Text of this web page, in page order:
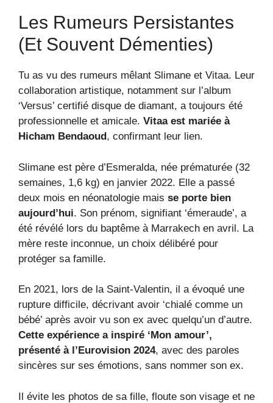
Les Rumeurs Persistantes
(et Souvent Démenties)
Tu as vu des rumeurs mêlant Slimane et Vitaa. Leur
collaboration artistique, notamment sur l’album
‘Versus’ certifié disque de diamant, a toujours été
professionnelle et amicale. Vitaa est mariée à
Hicham Bendaoud , confirmant leur lien.
Slimane est père d’Esmeralda, née prématurée (32
semaines, 1,6 kg) en janvier 2022. Elle a passé
deux mois en néonatologie mais se porte bien
aujourd’hui. Son prénom, signifiant ‘émeraude’, a
été révélé lors du baptême à Marrakech en avril. La
mère reste inconnue, un choix délibéré pour
protéger sa famille.
En 2021, lors de la Saint-Valentin, il a évoqué une
rupture difficile, décrivant avoir ‘chialé comme un
bébé’ après avoir vu son ex avec quelqu’un d’autre.
Cette expérience a inspiré ‘Mon amour’,
présenté à l’Eurovision 2024, avec des paroles
sincères sur ses émotions, sans nommer son ex.
Il évite les photos de sa fille, floute son visage et ne